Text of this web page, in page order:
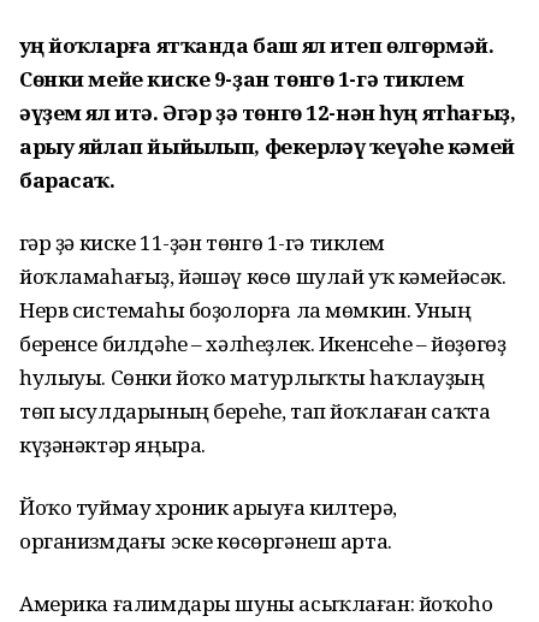
Һуң йоҡларға ятҡанда баш ял итеп өлгөрмәй.
Сөнки мейе киске 9-ҙан төнгө 1-гә тиклем
әүҙем ял итә. Әгәр ҙә төнгө 12-нән һуң ятһағыҙ,
арыу яйлап йыйылып, фекерләү ҡеүәһе кәмей
барасаҡ.
Әгәр ҙә киске 11-ҙән төнгө 1-гә тиклем
йоҡламаһағыҙ, йәшәү көсө шулай уҡ кәмейәсәк.
Нерв системаһы боҙолорға ла мөмкин. Уның
беренсе билдәһе – хәлһеҙлек. Икенсеһе – йөҙөгөҙ
һулыуы. Сөнки йоҡо матурлыҡты һаҡлауҙың
төп ысулдарының береһе, тап йоҡлаған саҡта
күҙәнәктәр яңыра.
Йоҡо туймау хроник арыуға килтерә,
организмдағы эске көсөргәнеш арта.
Америка ғалимдары шуны асыҡлаған: йоҡоһо